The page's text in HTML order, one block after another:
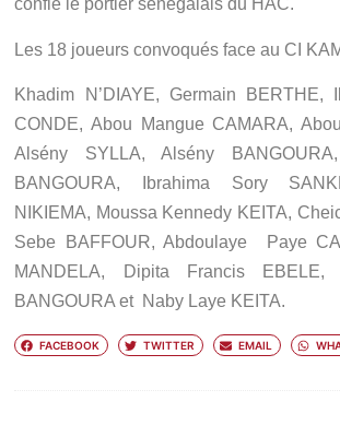
confié le portier sénégalais du HAC.
Les 18 joueurs convoqués face au CI
Khadim N’DIAYE, Germain BERTHE,
CONDE, Abou Mangue CAMARA,
Alsény SYLLA, Alsény
BANGOURA, Ibrahima Sory
NIKIEMA, Moussa Kennedy KEITA,
Sebe BAFFOUR, Abdoulaye Paye
MANDELA, Dipita Francis EBELE,
BANGOURA et Naby Laye KEITA.
FACEBOOK TWITTER EMAIL